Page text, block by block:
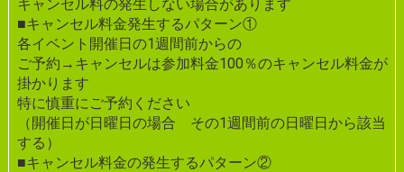
キャンセル料の発生しない場合があります
■キャンセル料金発生するパターン①
各イベント開催日の1週間前からの
ご予約→キャンセルは参加料金100％のキャンセル料金が
掛かります
特に慎重にご予約ください
（開催日が日曜日の場合 その1週間前の日曜日から該当
する）
■キャンセル料金の発生するパターン②